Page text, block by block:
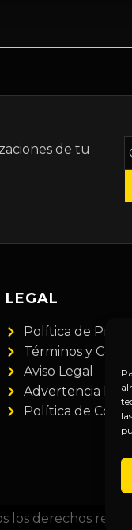
de tu
*
LEGAL
Política de
Términos y
Aviso Legal
Advertencia
Política de
los derechos